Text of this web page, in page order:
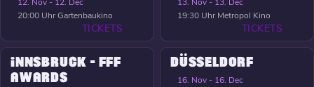
12. Nov - 12. Dec
20:00 UhrGartenbaukino
TICKETS
13. Nov - 13. Dec
19:30 Uhr Metropol Kino
TICKETS
INNSBRUCK - FFF
AWARDS
DÜSSELDORF
16. Nov - 16. Dec